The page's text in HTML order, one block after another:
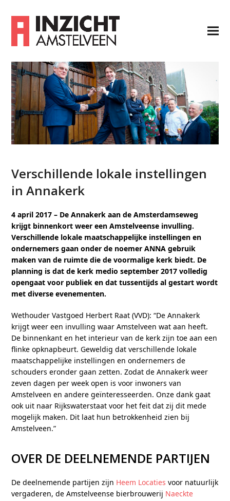
Verschillende lokale instellingen
in Annakerk
4 april 2017 – De Annakerk aan de Amsterdamseweg
krijgt binnenkort weer een Amstelveense invulling.
Verschillende lokale maatschappelijke instellingen en
ondernemers gaan onder de noemer ANNA gebruik
maken van de ruimte die de voormalige kerk biedt. De
planning is dat de kerk medio september 2017 volledig
opengaat voor publiek en dat tussentijds al gestart wordt
met diverse evenementen.
Wethouder Vastgoed Herbert Raat (VVD): “De Annakerk
krijgt weer een invulling waar Amstelveen wat aan heeft.
De binnenkant en het interieur van de kerk zijn toe aan een
flinke opknapbeurt. Geweldig dat verschillende lokale
maatschappelijke instellingen en ondernemers de
schouders eronder gaan zetten. Zodat de Annakerk weer
zeven dagen per week open is voor inwoners van
Amstelveen en andere geïnteresseerden. Onze dank gaat
ook uit naar Rijkswaterstaat voor het feit dat zij dit mede
mogelijk maken. Dit laat hun betrokkenheid zien bij
Amstelveen.”
OVER DE DEELNEMENDE PARTIJEN
De deelnemende partijen zijn Heem Locaties voor natuurlijk
vergaderen, de Amstelveense bierbrouwerij Naeckte